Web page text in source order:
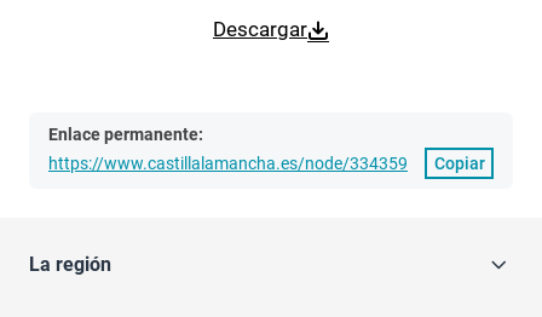
Descargar
Enlace permanente:
https://www.castillalamancha.es/node/334359
Copiar
La región